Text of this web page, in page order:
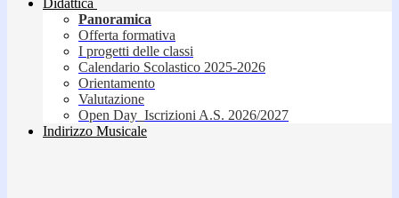
Didattica
Panoramica
Offerta formativa
I progetti delle classi
Calendario Scolastico 2025-2026
Orientamento
Valutazione
Open Day_Iscrizioni A.S. 2026/2027
Indirizzo Musicale